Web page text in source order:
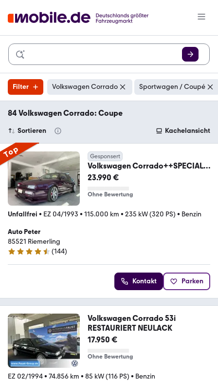
Filter Volkswagen Corrado Sportwagen / Coupé
84 Volkswagen Corrado: Coupe
Sortieren Kachelansicht
Top Gesponsert
Volkswagen Corrado++SPECIAL
SONDER MODEL++
23.990 €
Ohne Bewertung
Unfallfrei • EZ 04/1993 • 115.000 km • 235 kW (320 PS) • Benzin
Auto Peter
85521 Riemerling
4.6 Sterne
(144)
Kontakt Parken
Volkswagen Corrado 53i
RESTAURIERT NEULACK
17.950 €
Ohne Bewertung
EZ 02/1994• 74.856 km • 85 kW (116 PS) • Benzin